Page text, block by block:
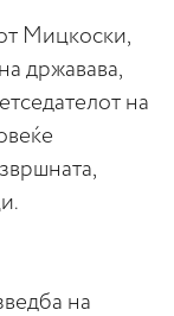
Мицкоски,
државава,
на
на